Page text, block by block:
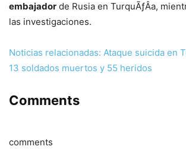
embajador de Rusia en TurquÃƒÂ­a,
las investigaciones.
Noticias relacionadas: Ataque suicida en
13 soldados muertos y 55 heridos
Comments
comments